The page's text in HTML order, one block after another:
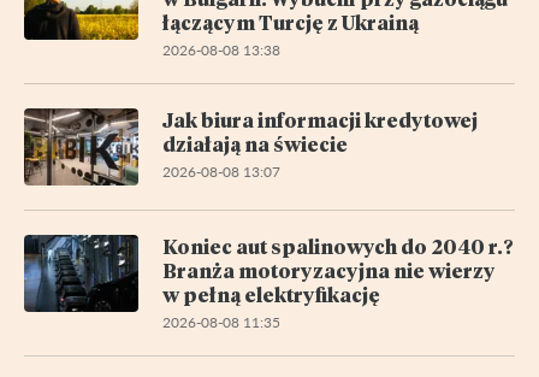
łączącym Turcję z Ukrainą
2026-08-08 13:38
Jak biura informacji kredytowej
działają na świecie
2026-08-08 13:07
Koniec aut spalinowych do 2040 r.?
Branża motoryzacyjna nie wierzy
w pełną elektryfikację
2026-08-08 11:35